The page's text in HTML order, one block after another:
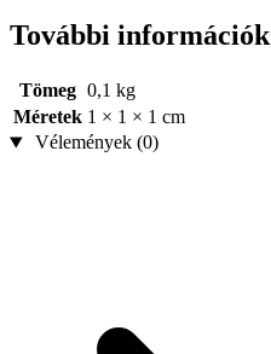
További információk
Tömeg 0,1 kg
Méretek 1 × 1 × 1 cm
Vélemények (0)